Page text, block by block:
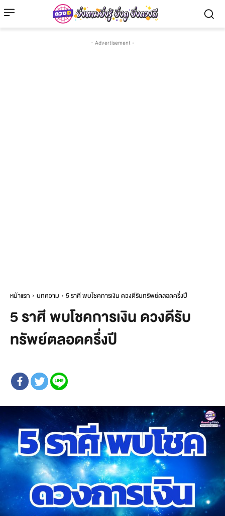
- Advertisement -
หน้าแรก บทความ 5 ราศี พบโชคการเงิน ดวงดีรับทรัพย์ตลอดครึ่งปี
5 ราศี พบโชคการเงิน ดวงดีรับ
ทรัพย์ตลอดครึ่งปี